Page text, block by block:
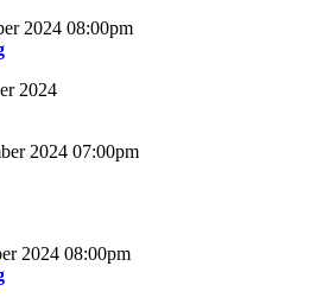
2024 08:00pm
2024
2024 07:00pm
2024 08:00pm